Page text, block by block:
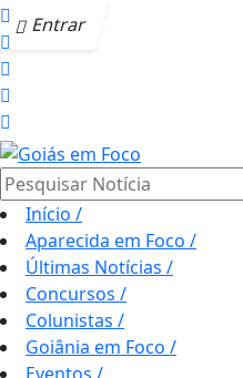
Entrar
Pesquisar Notícia
Início /
Aparecida em Foco /
Últimas Notícias /
Concursos /
Colunistas /
Goiânia em Foco /